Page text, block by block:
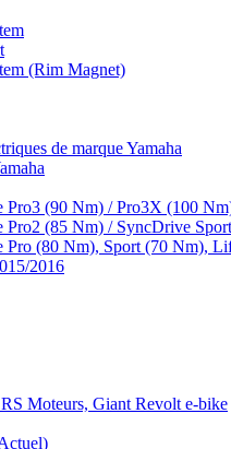
(Rim Magnet)
de marque Yamaha
Pro3 (90 Nm) / Pro3X (100
Pro2 (85 Nm) / SyncDrive
Pro (80 Nm), Sport (70 Nm),
2016
Moteurs, Giant Revolt e-bike